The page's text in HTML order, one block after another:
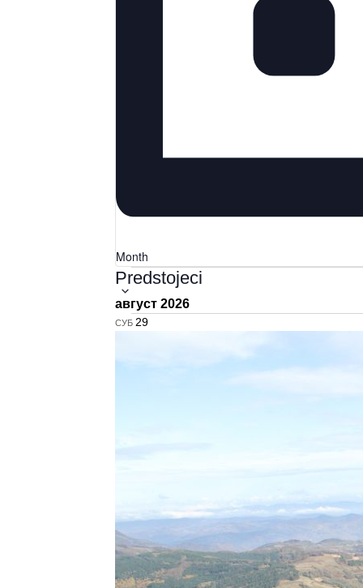
Month
Events
PredstojeciSelect
август 2026
СУБ 29